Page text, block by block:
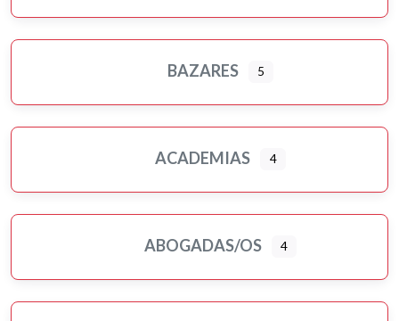
BAZARES 5
ACADEMIAS 4
ABOGADAS/OS 4